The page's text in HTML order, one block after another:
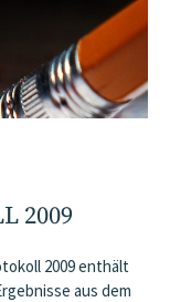
2009
2009 enthält
aus dem